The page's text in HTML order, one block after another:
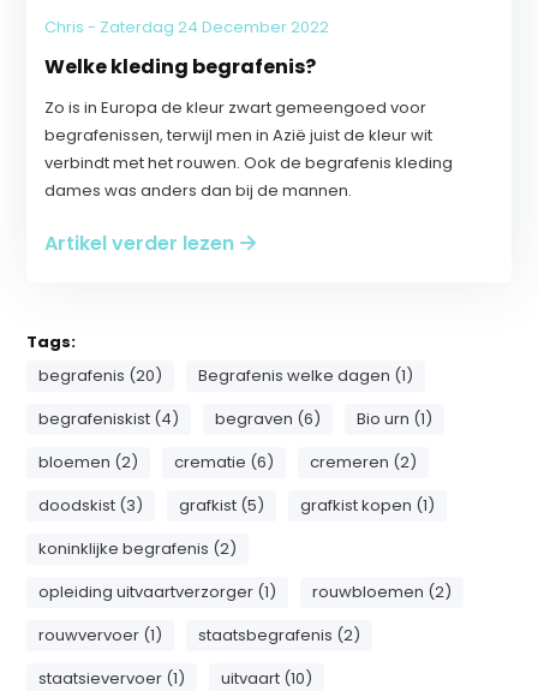
Chris - Zaterdag 24 December 2022
Welke kleding begrafenis?
Zo is in Europa de kleur zwart gemeengoed voor
begrafenissen, terwijl men in Azië juist de kleur wit
verbindt met het rouwen. Ook de begrafenis kleding
dames was anders dan bij de mannen.
Artikel verder lezen
Tags:
begrafenis (20)
Begrafenis welke dagen (1)
begrafeniskist (4)
begraven (6)
Bio urn (1)
bloemen (2)
crematie (6)
cremeren (2)
doodskist (3)
grafkist (5)
grafkist kopen (1)
koninklijke begrafenis (2)
opleiding uitvaartverzorger (1)
rouwbloemen (2)
rouwvervoer (1)
staatsbegrafenis (2)
staatsievervoer (1)
uitvaart (10)